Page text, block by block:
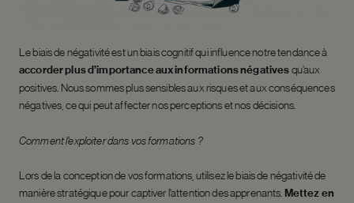
Le biais de négativité est un biais cognitif qui influence notre tendance à
accorder plus d’importance aux informations négativesqu’aux
positives. Nous sommes plus sensibles aux risques et aux conséquences
négatives, ce qui peut affecter nos perceptions et nos décisions.
Comment l’exploiter dans vos formations ?
Lors de la conception de vos formations, utilisez le biais de négativité de
manière stratégique pour captiver l’attention des apprenants. Mettez en